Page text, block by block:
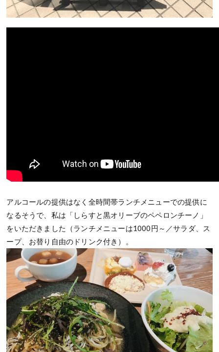
アルコールの提供はなく全時間帯ランチメニューでの提供に
なるそうで、私は「しらすと黒オリーブのペペロンチーノ」
をいただきました（ランチメニューは1000円～／サラダ、ス
ープ、お替り自由のドリンク付き）。